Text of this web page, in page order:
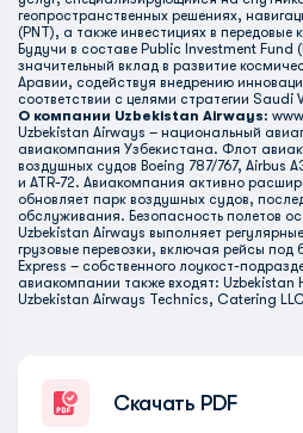
геопространственных решениях,
(PNT), а также инвестициях в передовые
Будучи в составе Public Investment Fund
значительный вклад в развитие
Аравии, содействуя внедрению
соответствии с целями стратегии Saudi
О компании Uzbekistan Airways:
Uzbekistan Airways – национальный
авиакомпания Узбекистана. Флот
воздушных судов Boeing 787/767, Airbus
и ATR-72. Авиакомпания активно
обновляет парк воздушных судов,
обслуживания. Безопасность полетов
Uzbekistan Airways выполняет
грузовые перевозки, включая рейсы под
Express – собственного лоукост-
авиакомпании также входят: Uzbekistan
Uzbekistan Airways Technics, Catering
Скачать PDF